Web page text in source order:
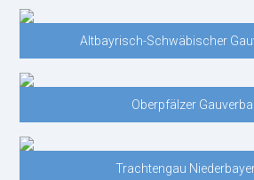
Altbayrisch-Schwäbischer
Oberpfälzer
Trachtengau